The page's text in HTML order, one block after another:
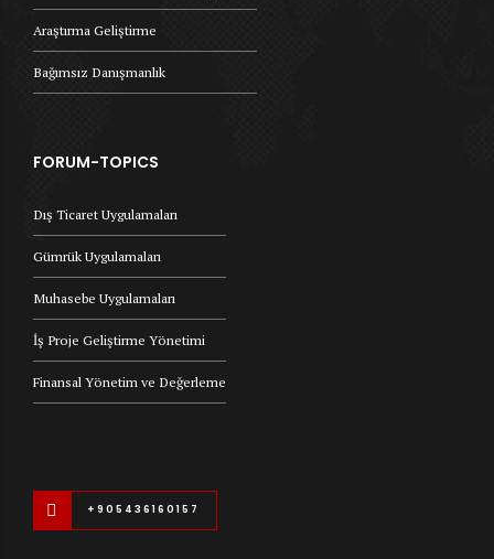
Araştırma Geliştirme
Bağımsız Danışmanlık
FORUM-TOPICS
Dış Ticaret Uygulamaları
Gümrük Uygulamaları
Muhasebe Uygulamaları
İş Proje Geliştirme Yönetimi
Finansal Yönetim ve Değerleme
+905436160157